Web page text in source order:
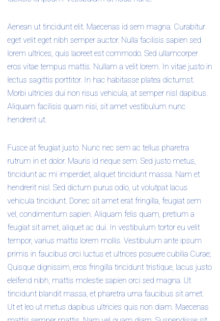
Aenean ut tincidunt elit. Maecenas id sem magna. Curabitur
eget velit eget nibh semper auctor. Nulla facilisis sapien sed
lorem ultrices, quis laoreet est commodo. Sed ullamcorper
eros vitae tempus mattis. Nullam a velit lorem. In vitae justo in
lectus sagittis porttitor. In hac habitasse platea dictumst.
Morbi ultricies dui non risus vehicula, at semper nisl dapibus.
Aliquam facilisis quam nisi, sit amet vestibulum nunc
hendrerit ut.
Fusce at feugiat justo. Nunc nec sem ac tellus pharetra
rutrum in et dolor. Mauris id neque sem. Sed justo metus,
tincidunt ac mi imperdiet, aliquet tincidunt massa. Nam et
hendrerit nisl. Sed dictum purus odio, ut volutpat lacus
vehicula tincidunt. Donec sit amet erat fringilla, feugiat sem
vel, condimentum sapien. Aliquam felis quam, pretium a
feugiat sit amet, aliquet ac dui. In vestibulum tortor eu velit
tempor, varius mattis lorem mollis. Vestibulum ante ipsum
primis in faucibus orci luctus et ultrices posuere cubilia Curae;
Quisque dignissim, eros fringilla tincidunt tristique, lacus justo
eleifend nibh, mattis molestie sapien orci sed magna. Ut
tincidunt blandit massa, et pharetra urna faucibus sit amet.
Ut et leo ut metus dapibus ultricies quis non diam. Maecenas